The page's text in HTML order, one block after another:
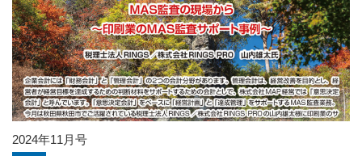
2024年11月号